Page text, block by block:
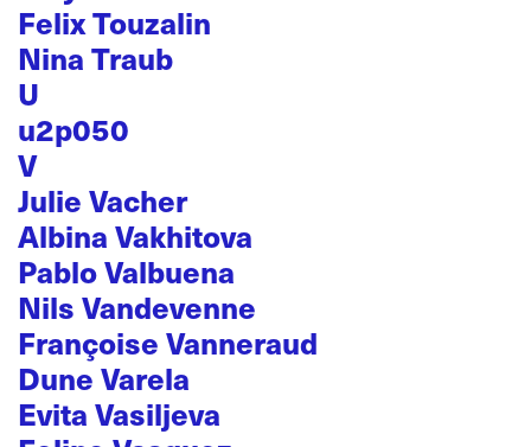
Felix Touzalin
Nina Traub
U
u2p050
V
Julie Vacher
Albina Vakhitova
Pablo Valbuena
Nils Vandevenne
Françoise Vanneraud
Dune Varela
Evita Vasiljeva